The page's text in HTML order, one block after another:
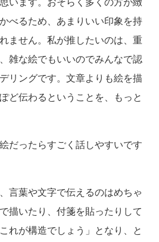
べるため、あまりいい印象を持
ません。私が推したいのは、重
雑な絵でもいいのでみんなで認
リングです。文章よりも絵を描
ど伝わるということを、もっと
だったらすごく話しやすいです
言葉や文字で伝えるのはめちゃ
描いたり、付箋を貼ったりして
れが構造でしょう」となり、と